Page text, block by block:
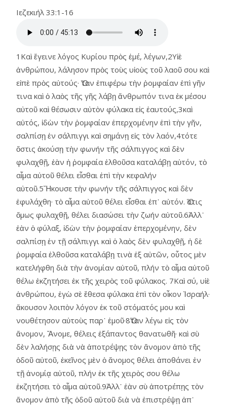
Ιεζεκιήλ 33:1-16
1Καὶ ἔγεινε λόγος Κυρίου πρὸς ἐμέ, λέγων,2Υἱὲ
ἀνθρώπου, λάλησον πρὸς τοὺς υἱοὺς τοῦ λαοῦ σου καὶ
εἰπὲ πρὸς αὐτούς· Ὅταν ἐπιφέρω τὴν ῥομφαίαν ἐπὶ γῆν
τινα καὶ ὁ λαὸς τῆς γῆς λάβῃ ἄνθρωπόν τινα ἐκ μέσου
αὐτοῦ καὶ θέσωσιν αὐτὸν φύλακα εἰς ἑαυτούς,3καὶ
αὐτός, ἰδὼν τὴν ῥομφαίαν ἐπερχομένην ἐπὶ τὴν γῆν,
σαλπίσῃ ἐν σάλπιγγι καὶ σημάνῃ εἰς τὸν λαόν,4τότε
ὅστις ἀκούσῃ τὴν φωνήν τῆς σάλπιγγος καὶ δὲν
φυλαχθῇ, ἐὰν ἡ ῥομφαία ἐλθοῦσα καταλάβῃ αὐτόν, τὸ
αἷμα αὐτοῦ θέλει εἶσθαι ἐπὶ τὴν κεφαλήν
αὐτοῦ.5Ἤκουσε τὴν φωνήν τῆς σάλπιγγος καὶ δὲν
ἐφυλάχθη· τὸ αἷμα αὐτοῦ θέλει εἶσθαι ἐπ᾿ αὐτόν. Ὅστις
ὅμως φυλαχθῇ, θέλει διασώσει τὴν ζωήν αὑτοῦ.6Ἀλλ᾿
ἐὰν ὁ φύλαξ, ἰδὼν τὴν ῥομφαίαν ἐπερχομένην, δὲν
σαλπίσῃ ἐν τῇ σάλπιγγι καὶ ὁ λαὸς δὲν φυλαχθῇ, ἡ δὲ
ῥομφαία ἐλθοῦσα καταλάβῃ τινὰ ἐξ αὐτῶν, οὗτος μὲν
κατελήφθη διὰ τὴν ἀνομίαν αὑτοῦ, πλήν τὸ αἷμα αὐτοῦ
θέλω ἐκζητήσει ἐκ τῆς χειρὸς τοῦ φύλακος. 7Καὶ σύ, υἱὲ
ἀνθρώπου, ἐγὼ σὲ ἔθεσα φύλακα ἐπὶ τὸν οἶκον Ἰσραήλ·
ἄκουσον λοιπὸν λόγον ἐκ τοῦ στόματός μου καὶ
νουθέτησον αὐτοὺς παρ᾿ ἐμοῦ·8Ὅταν λέγω εἰς τὸν
ἄνομον, Ἄνομε, θέλεις ἐξάπαντος θανατωθῆ· καὶ σὺ
δὲν λαλήσῃς διὰ νὰ ἀποτρέψῃς τὸν ἄνομον ἀπὸ τῆς
ὁδοῦ αὐτοῦ, ἐκεῖνος μὲν ὁ ἄνομος θέλει ἀποθάνει ἐν
τῇ ἀνομίᾳ αὑτοῦ, πλήν ἐκ τῆς χειρὸς σου θέλω
ἐκζητήσει τὸ αἷμα αὐτοῦ.9Ἀλλ᾿ ἐὰν σὺ ἀποτρέπῃς τὸν
ἄνομον ἀπὸ τῆς ὁδοῦ αὐτοῦ διὰ νὰ ἐπιστρέψῃ ἀπ᾿